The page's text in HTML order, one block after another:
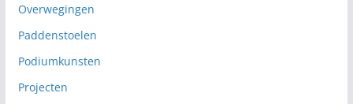
Overwegingen
Paddenstoelen
Podiumkunsten
Projecten